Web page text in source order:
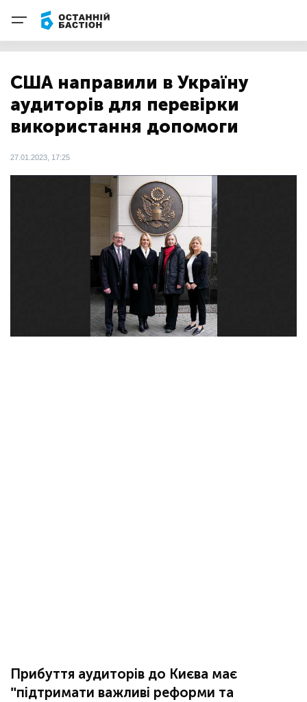
США направили в Україну
аудиторів для перевірки
використання допомоги
27.01.2023, 17:25
Прибуття аудиторів до Києва має
"підтримати важливі реформи та